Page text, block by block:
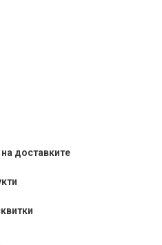
доставките